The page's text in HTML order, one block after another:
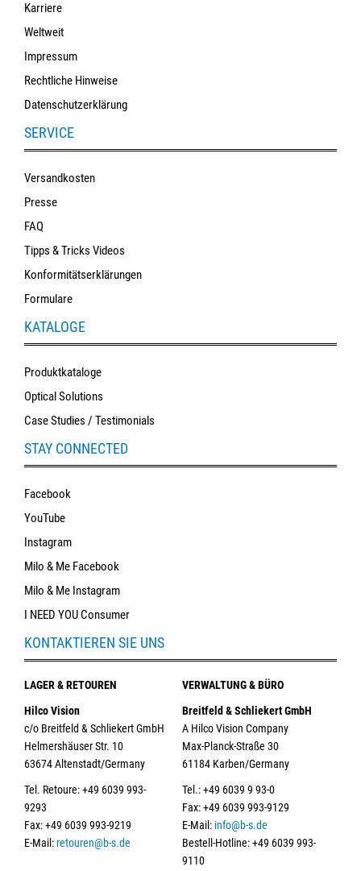
Karriere
Weltweit
Impressum
Rechtliche Hinweise
Datenschutzerklärung
SERVICE
Versandkosten
Presse
FAQ
Tipps & Tricks Videos
Konformitätserklärungen
Formulare
KATALOGE
Produktkataloge
Optical Solutions
Case Studies / Testimonials
STAY CONNECTED
Facebook
YouTube
Instagram
Milo & Me Facebook
Milo & Me Instagram
I NEED YOU Consumer
KONTAKTIEREN SIE UNS
LAGER & RETOUREN
Hilco Vision
c/o Breitfeld & Schliekert GmbH
Helmershäuser Str. 10
63674 Altenstadt/Germany
Tel. Retoure: +49 6039 993-
9293
Fax: +49 6039 993-9219
E-Mail:retouren@b-s.de
VERWALTUNG & BÜRO
Breitfeld & Schliekert GmbH
A Hilco Vision Company
Max-Planck-Straße 30
61184 Karben/Germany
Tel.: +49 6039 9 93-0
Fax: +49 6039 993-9129
E-Mail: info@b-s.de
Bestell-Hotline: +49 6039 993-
9110